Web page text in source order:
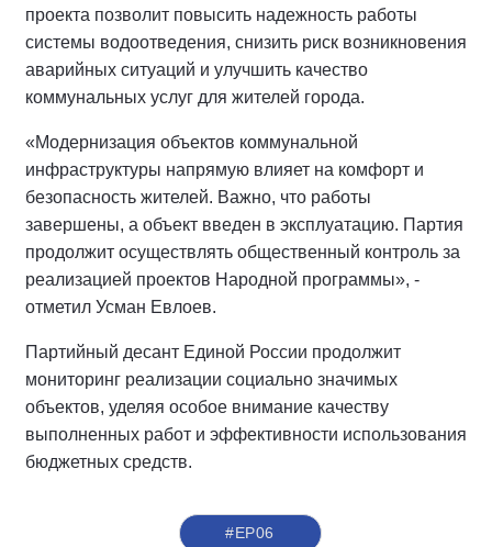
проекта позволит повысить надежность работы
системы водоотведения, снизить риск возникновения
аварийных ситуаций и улучшить качество
коммунальных услуг для жителей города.
«Модернизация объектов коммунальной
инфраструктуры напрямую влияет на комфорт и
безопасность жителей. Важно, что работы
завершены, а объект введен в эксплуатацию. Партия
продолжит осуществлять общественный контроль за
реализацией проектов Народной программы», -
отметил Усман Евлоев.
Партийный десант Единой России продолжит
мониторинг реализации социально значимых
объектов, уделяя особое внимание качеству
выполненных работ и эффективности использования
бюджетных средств.
#ЕР06